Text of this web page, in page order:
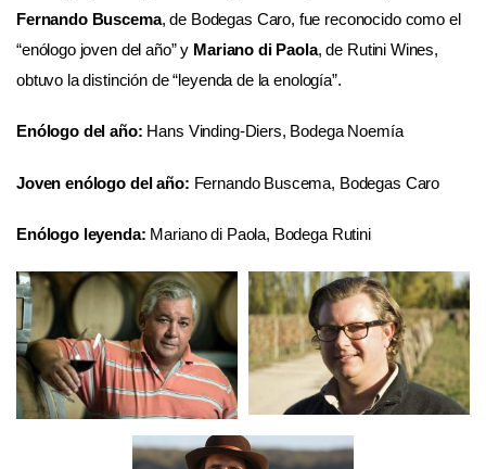
Fernando Buscema, de Bodegas Caro, fue reconocido como el
“enólogo joven del año” y Mariano di Paola, de Rutini Wines,
obtuvo la distinción de “leyenda de la enología”.
Enólogo del año: Hans Vinding-Diers, Bodega Noemía
Joven enólogo del año: Fernando Buscema, Bodegas Caro
Enólogo leyenda: Mariano di Paola, Bodega Rutini